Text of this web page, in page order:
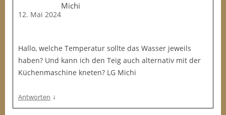
Michi
12. Mai 2024
Hallo, welche Temperatur sollte das Wasser jeweils
haben? Und kann ich den Teig auch alternativ mit der
Küchenmaschine kneten? LG Michi
Antworten ↓